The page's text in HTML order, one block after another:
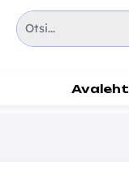
Avaleht